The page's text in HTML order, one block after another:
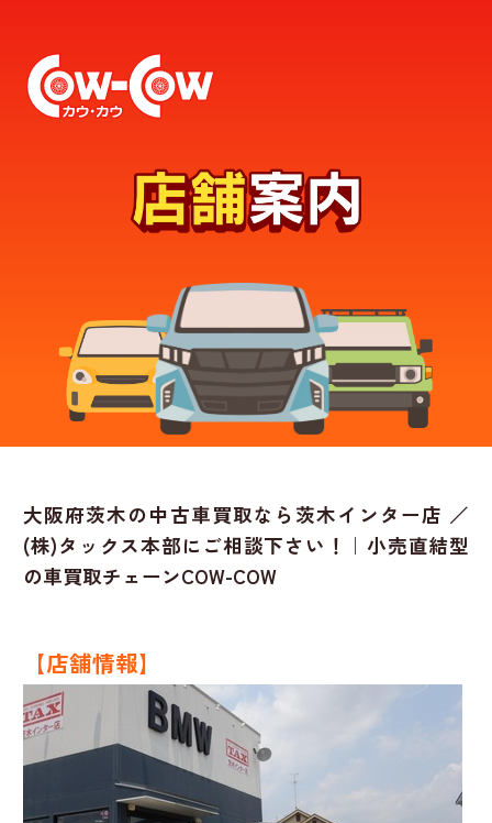
大阪府茨木の中古車買取なら茨木インター店 ／
(株)タックス本部にご相談下さい！｜小売直結型
の車買取チェーンCOW-COW
【店舗情報】